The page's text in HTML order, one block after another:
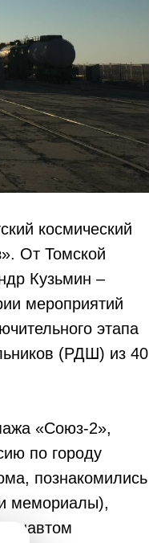
космический
От Томской
Кузьмин –
мероприятий
этапа
(РДШ) из 40
«Союз-2»,
по городу
познакомились
и мемориалы),